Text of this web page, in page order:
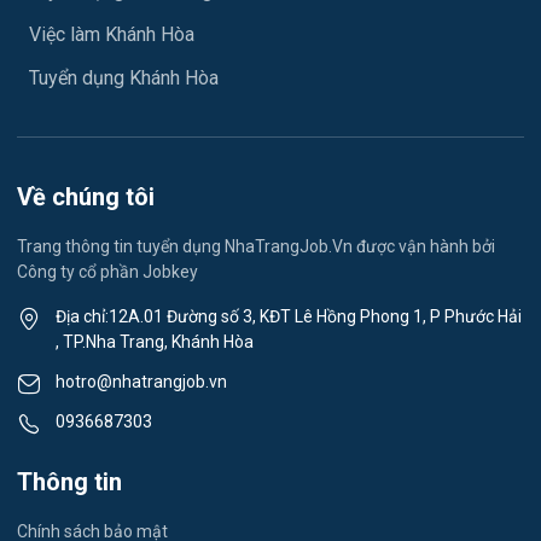
May mặc
Lái xe
Việc làm Xã Diên Lâm
Việc làm Xã Cam Hiệp
Việc làm Xã Cam An
Việc làm Xã Bắc Khánh Vĩnh
Việc làm Xã Trung Khánh Vĩnh
Việc làm Xã Tây Khánh Vĩnh
Việc làm Khánh Hòa
Tuyển dụng Khánh Hòa
Về chúng tôi
Trang thông tin tuyển dụng NhaTrangJob.Vn được vận hành bởi
Công ty cổ phần Jobkey
Địa chỉ:12A.01 Đường số 3, KĐT Lê Hồng Phong 1, P Phước Hải
, TP.Nha Trang, Khánh Hòa
hotro@nhatrangjob.vn
0936687303
Thông tin
Chính sách bảo mật